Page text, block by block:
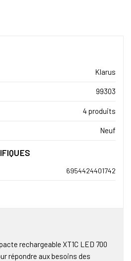
Klarus
99303
4 produits
Neuf
6954424401742
rechargeable XT1C LED 700
répondre aux besoins des